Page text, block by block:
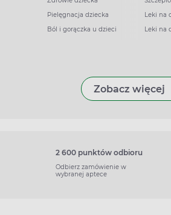
Pielęgnacja dziecka
Ból i gorączka u dzieci
Leki na
Leki na
Zobacz więcej
2 600 punktów odbioru
Odbierz zamówienie w
wybranej aptece